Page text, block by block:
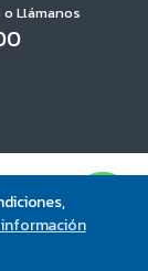
información
Llámanos